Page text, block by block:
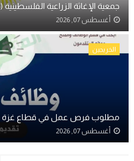
جمعية الإغاثة الزراعية الفلسطينية (PARC) تُعلن عن وظائف شاغرة
أغسطس 07, 2026
الخريجين
مطلوب فرص عمل في قطاع غزة
أغسطس 07, 2026